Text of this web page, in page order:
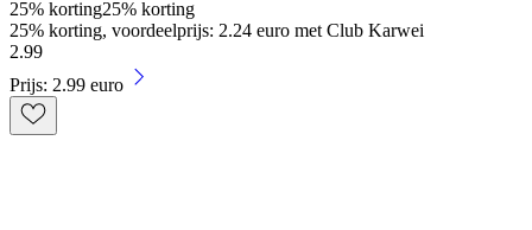
25% korting25% korting
25% korting, voordeelprijs: 2.24 euro met Club Karwei
2.99
Prijs: 2.99 euro